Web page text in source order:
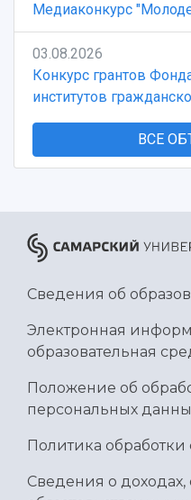
Медиаконкурс
03.08.2026
Конкурс грантов
институтов
ВСЕ
Сведения об
Электронная
образовательная
Положение об
персональных
Политика
Сведения о